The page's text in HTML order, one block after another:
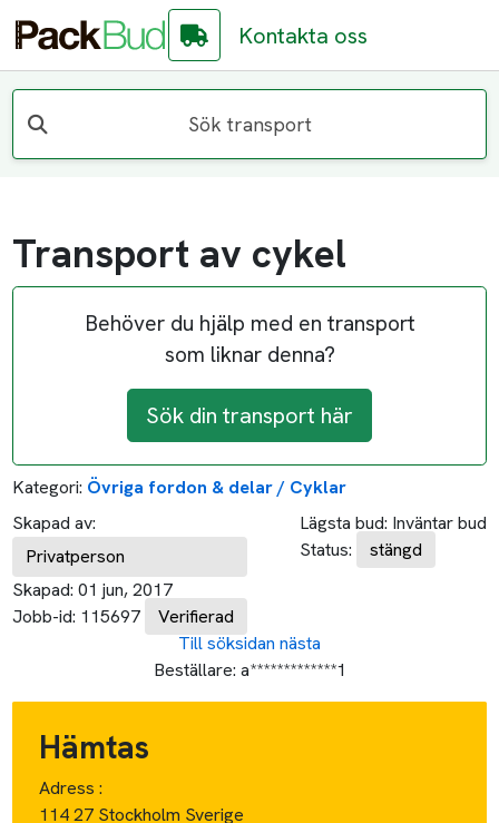
Kontakta oss
Sök transport
Transport av cykel
Behöver du hjälp med en transport
som liknar denna?
Sök din transport här
Kategori: Övriga fordon & delar / Cyklar
Skapad av:
Privatperson
Skapad: 01 jun, 2017
Jobb-id: 115697 Verifierad
Lägsta bud: Inväntar bud
Status:
stängd
Till söksidan nästa
Beställare: a*************1
Hämtas
Adress :
114 27 Stockholm Sverige